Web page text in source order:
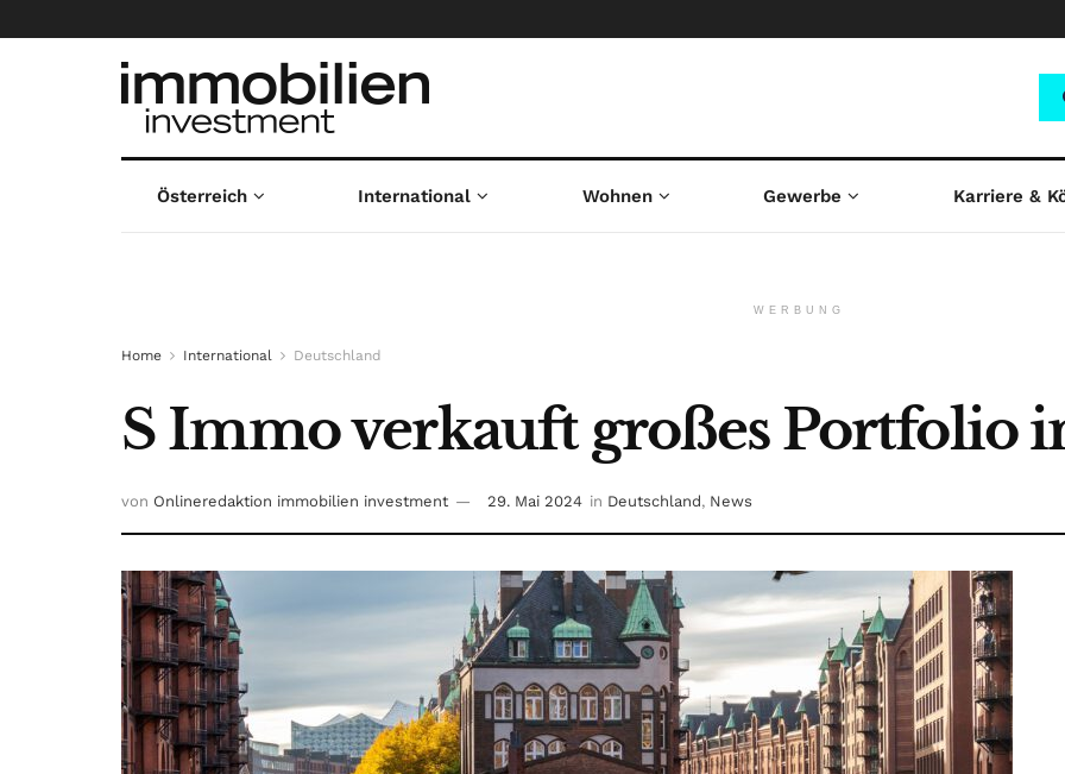
Österreich International Wohnen Gewerbe Karriere &
WERBUNG
Home International Deutschland
S Immo verkauft großes Portfolio
von Onlineredaktion immobilien investment 29. Mai 2024 in Deutschland, News